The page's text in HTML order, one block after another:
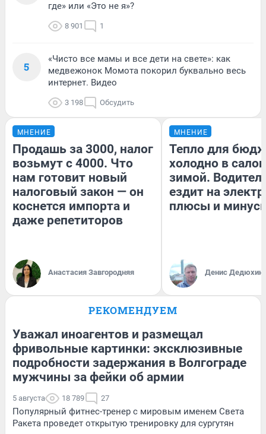
где» или «Это не я»?
8 901 1
5
«Чисто все мамы и все дети на свете»: как
медвежонок Момота покорил буквально весь
интернет. Видео
3 198 Обсудить
МНЕНИЕ
Продашь за 3000, налог
возьмут с 4000. Что
нам готовит новый
налоговый закон — он
коснется импорта и
даже репетиторов
Анастасия Завгородняя
МНЕНИЕ
Тепло для
холодно в
зимой.
ездит на
плюсы и
Денис Дедюхин
РЕКОМЕНДУЕМ
Уважал иноагентов и размещал
фривольные картинки: эксклюзивные
подробности задержания в Волгограде
мужчины за фейки об армии
5 августа 18 789 27
Популярный фитнес-тренер с мировым именем Света
Ракета проведет открытую тренировку для сургутян